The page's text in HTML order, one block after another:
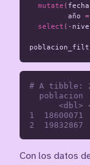
mutate ( fecha
año =
select ( -
# A tibble:
poblacion
<dbl>
1  18600071
Con los datos